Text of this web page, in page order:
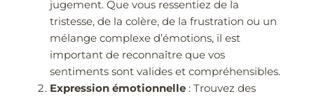
jugement. Que vous ressentiez de la
tristesse, de la colère, de la frustration ou un
mélange complexe d’émotions, il est
important de reconnaître que vos
sentiments sont valides et compréhensibles.
Expression émotionnelle : Trouvez des